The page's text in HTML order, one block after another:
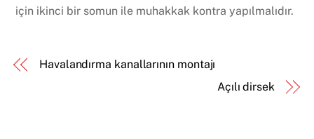
için ikinci bir somun ile muhakkak kontra yapılmalıdır.
Havalandırma kanallarının montajı
Açılı dirsek